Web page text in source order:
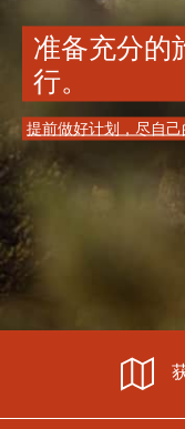
准备充分的
行。
提前做好计划，尽自己